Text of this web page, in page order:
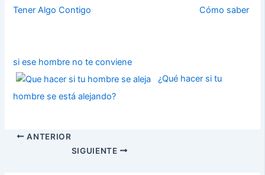
Tener Algo Contigo Cómo saber
si ese hombre no te conviene
¿Qué hacer si tu
hombre se está alejando?
ANTERIOR
SIGUIENTE